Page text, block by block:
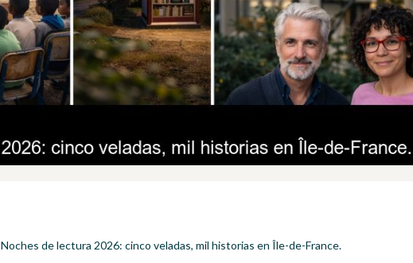
Noches de lectura 2026: cinco veladas, mil historias en Île-de-France.